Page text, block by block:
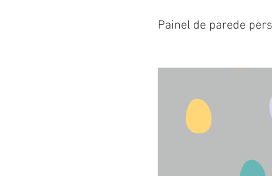
Painel de parede